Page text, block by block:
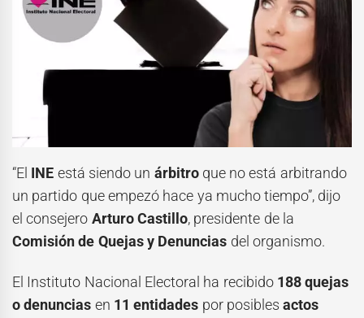
“El INE está siendo un árbitro que no está arbitrando
un partido que empezó hace ya mucho tiempo”, dijo
el consejero Arturo Castillo, presidente de la
Comisión de Quejas y Denuncias del organismo.
El Instituto Nacional Electoral ha recibido 188 quejas
o denuncias en 11 entidades por posiblesactos